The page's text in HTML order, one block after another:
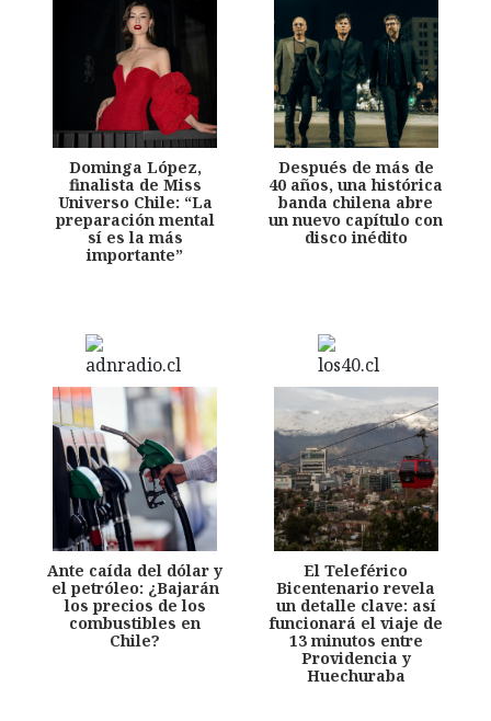
Dominga López,
finalista de Miss
Universo Chile: “La
preparación mental
sí es la más
importante”
Después de más de
40 años, una histórica
banda chilena abre
un nuevo capítulo con
disco inédito
Ante caída del dólar y
el petróleo: ¿Bajarán
los precios de los
combustibles en
Chile?
El Teleférico
Bicentenario revela
un detalle clave: así
funcionará el viaje de
13 minutos entre
Providencia y
Huechuraba